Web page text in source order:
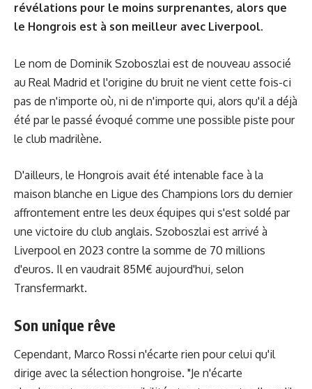
révélations pour le moins surprenantes, alors que
le Hongrois est à son meilleur avec Liverpool.
Le nom de Dominik Szoboszlai est de nouveau associé
au Real Madrid et l'origine du bruit ne vient cette fois-ci
pas de n'importe où, ni de n'importe qui, alors qu'il a déjà
été par le passé évoqué comme une possible piste pour
le club madrilène.
D'ailleurs, le Hongrois avait été intenable face à la
maison blanche en Ligue des Champions lors du dernier
affrontement entre les deux équipes qui s'est soldé par
une victoire du club anglais. Szoboszlai est arrivé à
Liverpool en 2023 contre la somme de 70 millions
d'euros. Il en vaudrait 85M€ aujourd'hui, selon
Transfermarkt.
Son unique rêve
Cependant, Marco Rossi n'écarte rien pour celui qu'il
dirige avec la sélection hongroise. "Je n'écarte